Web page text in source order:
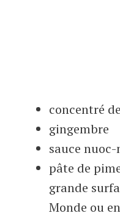
concentré
gingembre
sauce
pâte de
grande
Monde ou